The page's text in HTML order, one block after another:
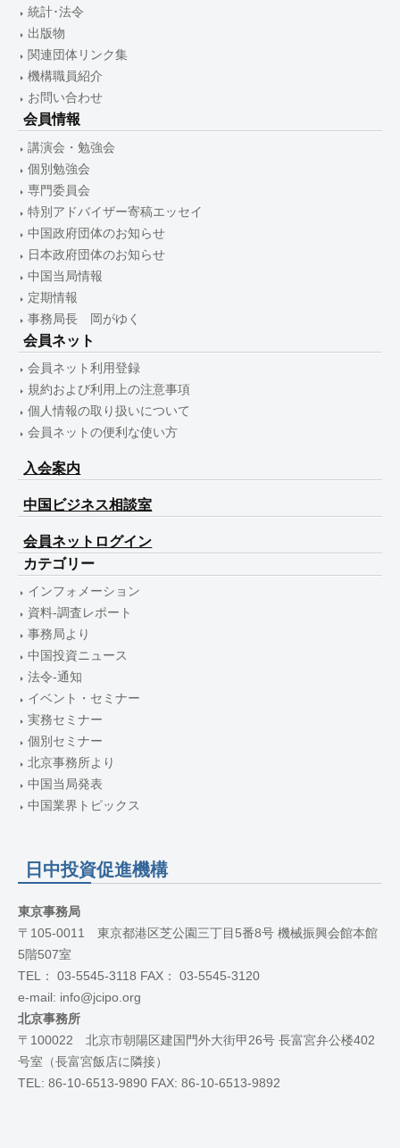
統計･法令
出版物
関連団体リンク集
機構職員紹介
お問い合わせ
会員情報
講演会・勉強会
個別勉強会
専門委員会
特別アドバイザー寄稿エッセイ
中国政府団体のお知らせ
日本政府団体のお知らせ
中国当局情報
定期情報
事務局長 岡がゆく
会員ネット
会員ネット利用登録
規約および利用上の注意事項
個人情報の取り扱いについて
会員ネットの便利な使い方
入会案内
中国ビジネス相談室
会員ネットログイン
カテゴリー
インフォメーション
資料-調査レポート
事務局より
中国投資ニュース
法令-通知
イベント・セミナー
実務セミナー
個別セミナー
北京事務所より
中国当局発表
中国業界トピックス
日中投資促進機構
東京事務局
〒105-0011 東京都港区芝公園三丁目5番8号 機械振興会館本館
5階507室
TEL： 03-5545-3118 FAX： 03-5545-3120
e-mail: info@jcipo.org
北京事務所
〒100022 北京市朝陽区建国門外大街甲26号 長富宮弁公楼402
号室（長富宮飯店に隣接）
TEL: 86-10-6513-9890 FAX: 86-10-6513-9892